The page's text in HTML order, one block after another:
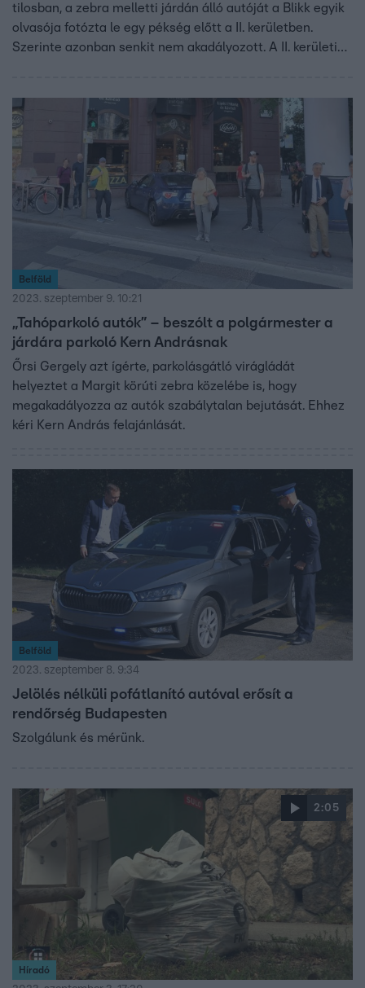
tilosban, a zebra melletti járdán álló autóját a Blikk egyik
olvasója fotózta le egy pékség előtt a II. kerületben.
Szerinte azonban senkit nem akadályozott. A II. kerületi
Azt kéri Kern Andrástól, hogy segítsen az ültetésben.
Belföld
2023. szeptember 9. 10:21
„Tahóparkoló autók” – beszólt a polgármester a
járdára parkoló Kern Andrásnak
Őrsi Gergely azt ígérte, parkolásgátló virágládát
helyeztet a Margit körúti zebra közelébe is, hogy
megakadályozza az autók szabálytalan bejutását. Ehhez
kéri Kern András felajánlását.
Belföld
2023. szeptember 8. 9:34
Jelölés nélküli pofátlanító autóval erősít a
rendőrség Budapesten
Szolgálunk és mérünk.
2:05
Híradó